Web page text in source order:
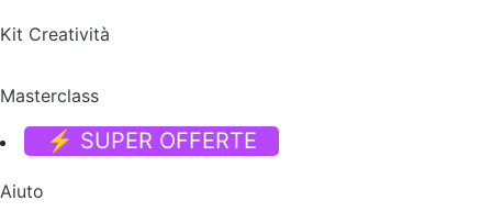
Kit Creatività
Masterclass
⚡ SUPER OFFERTE
Aiuto